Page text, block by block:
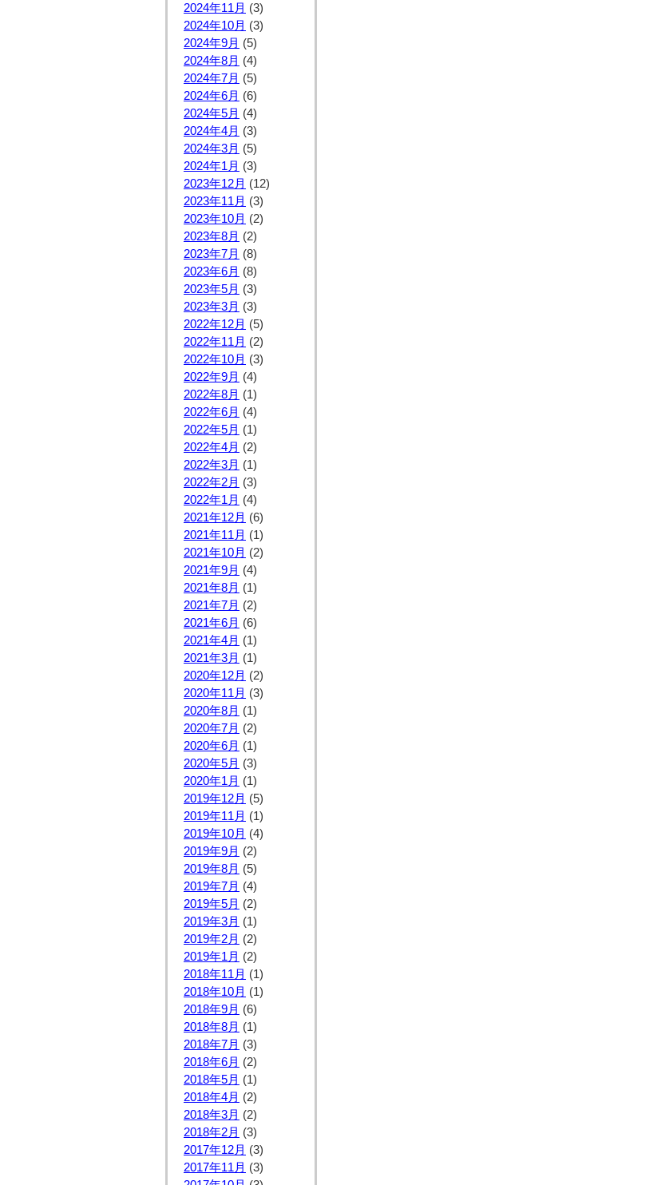
2024年11月 (3)
2024年10月 (3)
2024年9月 (5)
2024年8月 (4)
2024年7月 (5)
2024年6月 (6)
2024年5月 (4)
2024年4月 (3)
2024年3月 (5)
2024年1月 (3)
2023年12月 (12)
2023年11月 (3)
2023年10月 (2)
2023年8月 (2)
2023年7月 (8)
2023年6月 (8)
2023年5月 (3)
2023年3月 (3)
2022年12月 (5)
2022年11月 (2)
2022年10月 (3)
2022年9月 (4)
2022年8月 (1)
2022年6月 (4)
2022年5月 (1)
2022年4月 (2)
2022年3月 (1)
2022年2月 (3)
2022年1月 (4)
2021年12月 (6)
2021年11月 (1)
2021年10月 (2)
2021年9月 (4)
2021年8月 (1)
2021年7月 (2)
2021年6月 (6)
2021年4月 (1)
2021年3月 (1)
2020年12月 (2)
2020年11月 (3)
2020年8月 (1)
2020年7月 (2)
2020年6月 (1)
2020年5月 (3)
2020年1月 (1)
2019年12月 (5)
2019年11月 (1)
2019年10月 (4)
2019年9月 (2)
2019年8月 (5)
2019年7月 (4)
2019年5月 (2)
2019年3月 (1)
2019年2月 (2)
2019年1月 (2)
2018年11月 (1)
2018年10月 (1)
2018年9月 (6)
2018年8月 (1)
2018年7月 (3)
2018年6月 (2)
2018年5月 (1)
2018年4月 (2)
2018年3月 (2)
2018年2月 (3)
2017年12月 (3)
2017年11月 (3)